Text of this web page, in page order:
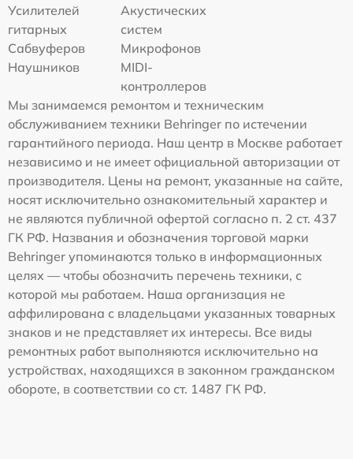
Усилителей
гитарных
Акустических
систем
Сабвуферов
Микрофонов
Наушников
MIDI-
контроллеров
Мы занимаемся ремонтом и техническим
обслуживанием техники Behringer по истечении
гарантийного периода. Наш центр в Москве работает
независимо и не имеет официальной авторизации от
производителя. Цены на ремонт, указанные на сайте,
носят исключительно ознакомительный характер и
не являются публичной офертой согласно п. 2 ст. 437
ГК РФ. Названия и обозначения торговой марки
Behringer упоминаются только в информационных
целях — чтобы обозначить перечень техники, с
которой мы работаем. Наша организация не
аффилирована с владельцами указанных товарных
знаков и не представляет их интересы. Все виды
ремонтных работ выполняются исключительно на
устройствах, находящихся в законном гражданском
обороте, в соответствии со ст. 1487 ГК РФ.